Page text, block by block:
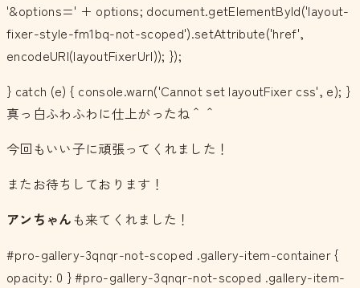
'&options=' + options; document.getElementById('layout-
fixer-style-fm1bq-not-scoped').setAttribute('href',
encodeURI(layoutFixerUrl)); });
} catch (e) { console.warn('Cannot set layoutFixer css', e); }
真っ白ふわふわに仕上がったね＾＾
今回もいい子に頑張ってくれました！
またお待ちしております！
アンちゃんも来てくれました！
#pro-gallery-3qnqr-not-scoped .gallery-item-container {
opacity: 0 } #pro-gallery-3qnqr-not-scoped .gallery-item-